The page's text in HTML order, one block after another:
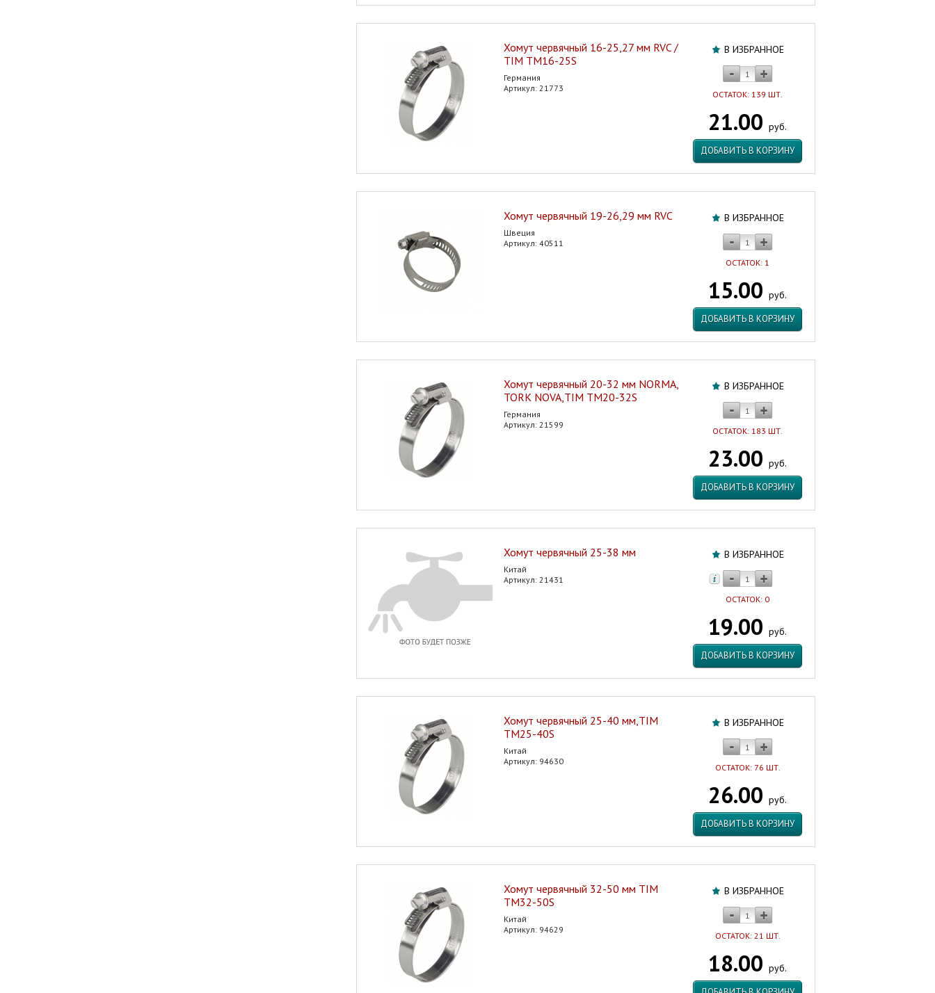
В ИЗБРАННОЕ
ОСТАТОК: 139 ШТ.
21.00 руб.
ДОБАВИТЬ В КОРЗИНУ
Хомут червячный 16-25,27 мм RVC /
TIM TM16-25S
Германия
Артикул: 21773
В ИЗБРАННОЕ
ОСТАТОК: 1
15.00 руб.
ДОБАВИТЬ В КОРЗИНУ
Хомут червячный 19-26,29 мм RVC
Швеция
Артикул: 40511
В ИЗБРАННОЕ
ОСТАТОК: 183 ШТ.
23.00 руб.
ДОБАВИТЬ В КОРЗИНУ
Хомут червячный 20-32 мм NORMA,
TORK NOVA,TIM TM20-32S
Германия
Артикул: 21599
В ИЗБРАННОЕ
ОСТАТОК: 0
19.00 руб.
ДОБАВИТЬ В КОРЗИНУ
Хомут червячный 25-38 мм
Китай
Артикул: 21431
В ИЗБРАННОЕ
ОСТАТОК: 76 ШТ.
26.00 руб.
ДОБАВИТЬ В КОРЗИНУ
Хомут червячный 25-40 мм,TIM
TM25-40S
Китай
Артикул: 94630
В ИЗБРАННОЕ
ОСТАТОК: 21 ШТ.
18.00 руб.
Хомут червячный 32-50 мм TIM
TM32-50S
Китай
Артикул: 94629